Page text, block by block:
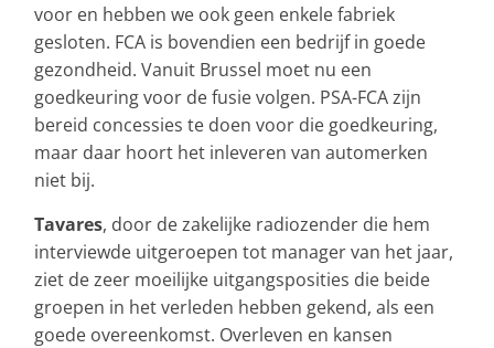
voor en hebben we ook geen enkele fabriek
gesloten. FCA is bovendien een bedrijf in goede
gezondheid. Vanuit Brussel moet nu een
goedkeuring voor de fusie volgen. PSA-FCA zijn
bereid concessies te doen voor die goedkeuring,
maar daar hoort het inleveren van automerken
niet bij.
Tavares, door de zakelijke radiozender die hem
interviewde uitgeroepen tot manager van het jaar,
ziet de zeer moeilijke uitgangsposities die beide
groepen in het verleden hebben gekend, als een
goede overeenkomst. Overleven en kansen